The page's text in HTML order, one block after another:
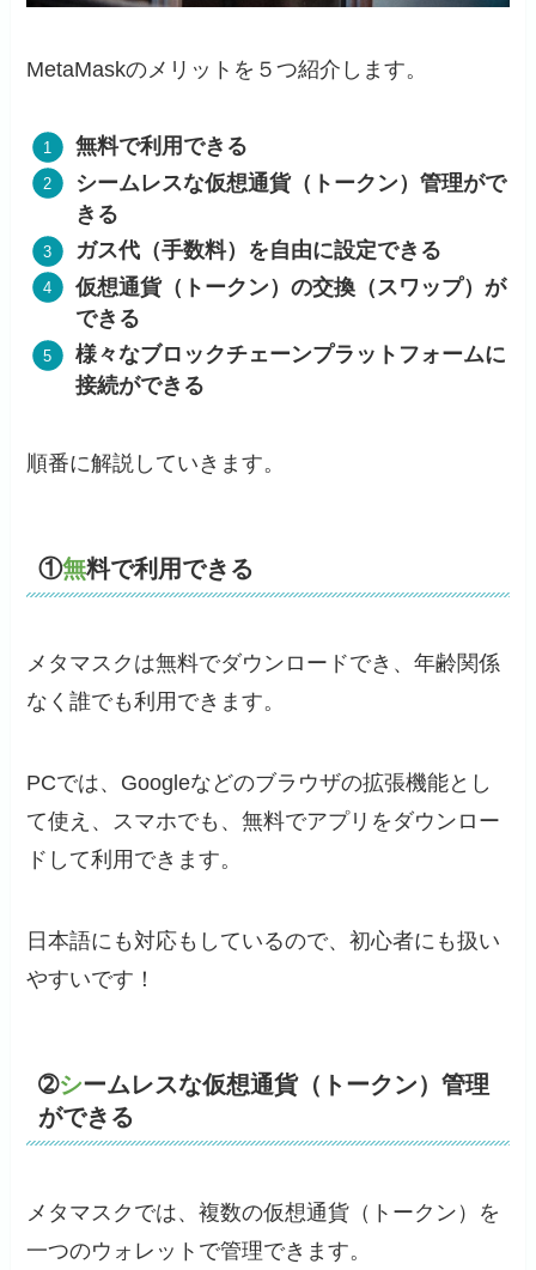
MetaMaskのメリットを５つ紹介します。
無料で利用できる
シームレスな仮想通貨（トークン）管理がで
きる
ガス代（手数料）を自由に設定できる
仮想通貨（トークン）の交換（スワップ）が
できる
様々なブロックチェーンプラットフォームに
接続ができる
順番に解説していきます。
①無料で利用できる
メタマスクは無料でダウンロードでき、年齢関係
なく誰でも利用できます。
PCでは、Googleなどのブラウザの拡張機能とし
て使え、スマホでも、無料でアプリをダウンロー
ドして利用できます。
日本語にも対応もしているので、初心者にも扱い
やすいです！
➁シームレスな仮想通貨（トークン）管理
ができる
メタマスクでは、複数の仮想通貨（トークン）を
一つのウォレットで管理できます。